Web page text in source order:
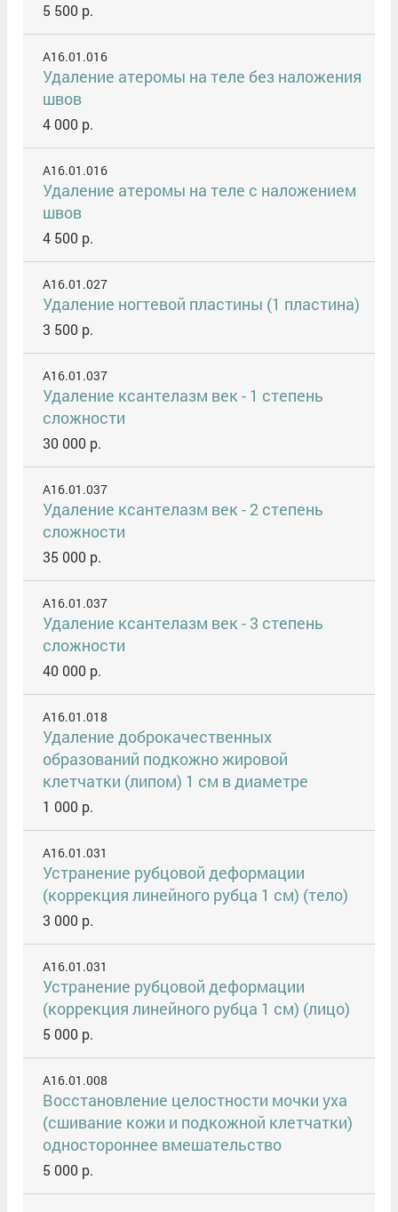
5 500 р.
A16.01.016
Удаление атеромы на теле без наложения
швов
4 000 р.
A16.01.016
Удаление атеромы на теле с наложением
швов
4 500 р.
A16.01.027
Удаление ногтевой пластины (1 пластина)
3 500 р.
A16.01.037
Удаление ксантелазм век - 1 степень
сложности
30 000 р.
A16.01.037
Удаление ксантелазм век - 2 степень
сложности
35 000 р.
A16.01.037
Удаление ксантелазм век - 3 степень
сложности
40 000 р.
A16.01.018
Удаление доброкачественных
образований подкожно жировой
клетчатки (липом) 1 см в диаметре
1 000 р.
A16.01.031
Устранение рубцовой деформации
(коррекция линейного рубца 1 см) (тело)
3 000 р.
A16.01.031
Устранение рубцовой деформации
(коррекция линейного рубца 1 см) (лицо)
5 000 р.
A16.01.008
Восстановление целостности мочки уха
(сшивание кожи и подкожной клетчатки)
одностороннее вмешательство
5 000 р.